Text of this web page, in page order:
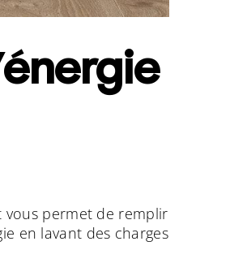
vous permet de remplir
en lavant des charges